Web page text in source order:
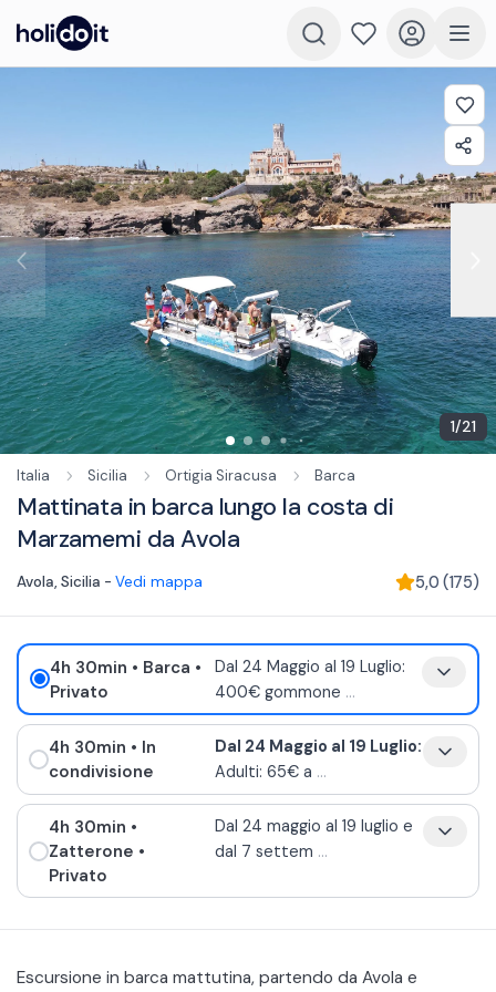
1/21
Italia Sicilia Ortigia Siracusa Barca
Mattinata in barca lungo la costa di
Marzamemi da Avola
Avola, Sicilia - Vedi mappa 5,0 (175)
4h 30min • Barca •
Privato
Dal 24 Maggio al 19 Luglio:
400€ gommone ...
4h 30min • In
condivisione
Dal 24 Maggio al 19 Luglio:
Adulti: 65€ a ...
4h 30min •
Zatterone •
Privato
Dal 24 maggio al 19 luglio e
dal 7 settem ...
Escursione in barca mattutina, partendo da Avola e